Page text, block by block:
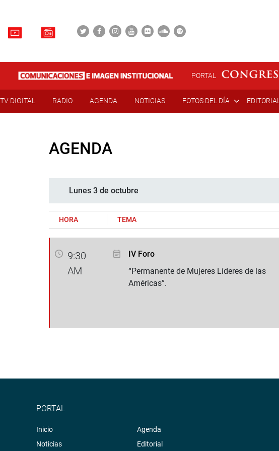
PORTAL
TV DIGITAL RADIO AGENDA NOTICIAS FOTOS DEL DÍA EDITORIAL
AGENDA
Lunes 3 de octubre
HORA TEMA
9:30
AM
IV Foro
“Permanente de Mujeres Líderes de las
Américas”.
PORTAL
Inicio
Noticias
Agenda
Editorial